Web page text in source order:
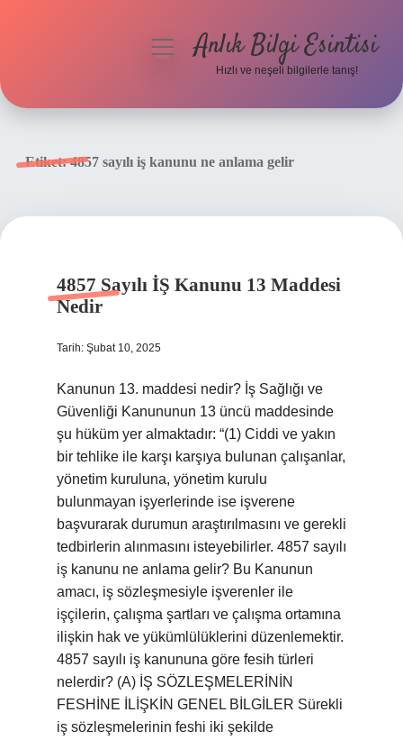
menüyüAnlık Bilgi Esintisi
Hızlı ve neşeli bilgilerle tanış!
Etiket:4857 sayılı iş kanunu ne anlama gelir
4857 Sayılı İŞ Kanunu 13 Maddesi
Nedir
Tarih: Şubat 10, 2025
Kanunun 13. maddesi nedir? İş Sağlığı ve
Güvenliği Kanununun 13 üncü maddesinde
şu hüküm yer almaktadır: “(1) Ciddi ve yakın
bir tehlike ile karşı karşıya bulunan çalışanlar,
yönetim kuruluna, yönetim kurulu
bulunmayan işyerlerinde ise işverene
başvurarak durumun araştırılmasını ve gerekli
tedbirlerin alınmasını isteyebilirler. 4857 sayılı
iş kanunu ne anlama gelir? Bu Kanunun
amacı, iş sözleşmesiyle işverenler ile
işçilerin, çalışma şartları ve çalışma ortamına
ilişkin hak ve yükümlülüklerini düzenlemektir.
4857 sayılı iş kanununa göre fesih türleri
nelerdir? (A) İŞ SÖZLEŞMELERİNİN
FESHİNE İLİŞKİN GENEL BİLGİLER Sürekli
iş sözleşmelerinin feshi iki şekilde